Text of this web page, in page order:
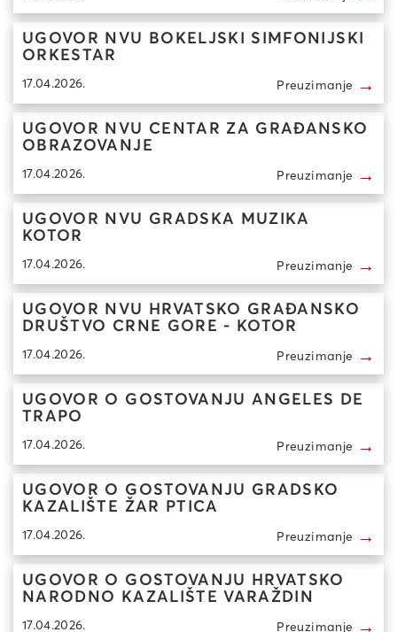
UGOVOR NVU BOKELJSKI SIMFONIJSKI
ORKESTAR
17.04.2026. Preuzimanje →
UGOVOR NVU CENTAR ZA GRAĐANSKO
OBRAZOVANJE
17.04.2026. Preuzimanje →
UGOVOR NVU GRADSKA MUZIKA
KOTOR
17.04.2026. Preuzimanje →
UGOVOR NVU HRVATSKO GRAĐANSKO
DRUŠTVO CRNE GORE - KOTOR
17.04.2026. Preuzimanje →
UGOVOR O GOSTOVANJU ANGELES DE
TRAPO
17.04.2026. Preuzimanje →
UGOVOR O GOSTOVANJU GRADSKO
KAZALIŠTE ŽAR PTICA
17.04.2026. Preuzimanje →
UGOVOR O GOSTOVANJU HRVATSKO
NARODNO KAZALIŠTE VARAŽDIN
17.04.2026. Preuzimanje →